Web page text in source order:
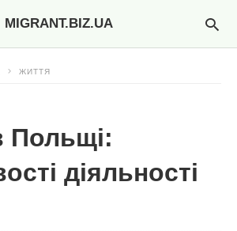
MIGRANT.BIZ.UA
ЖИТТЯ
Польщі:
діяльності